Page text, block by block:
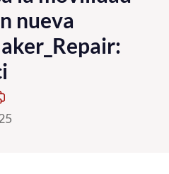
Innovación
nueva